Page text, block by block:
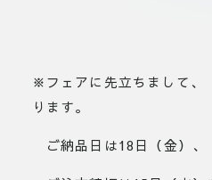
※フェアに先立ちまして
ります。
ご納品日は18日（金）、